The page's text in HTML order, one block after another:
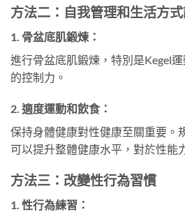
方法二：自我管理和生活方
1. 骨盆底肌鍛煉：
進行骨盆底肌鍛煉，特別是Kegel
的控制力。
2. 適度運動和飲食：
保持身體健康對性健康至關重要。
可以提升整體健康水平，對於性能
方法三：改變性行為習慣
1. 性行為練習：